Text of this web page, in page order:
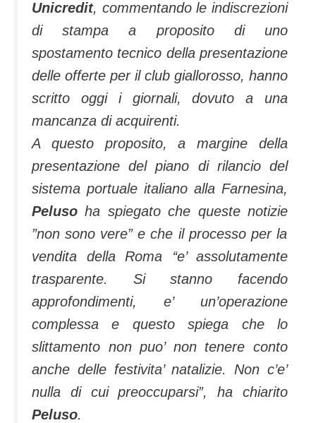
Unicredit, commentando le indiscrezioni
di stampa a proposito di uno
spostamento tecnico della presentazione
delle offerte per il club giallorosso, hanno
scritto oggi i giornali, dovuto a una
mancanza di acquirenti.
A questo proposito, a margine della
presentazione del piano di rilancio del
sistema portuale italiano alla Farnesina,
Pelusoha spiegato che queste notizie
”non sono vere”e che il processo per la
vendita della Roma ‘‘e’ assolutamente
trasparente. Si stanno facendo
approfondimenti, e’ un’operazione
complessa e questo spiega che lo
slittamento non puo’ non tenere conto
anche delle festivita’ natalizie. Non c’e’
nulla di cui preoccuparsi”, ha chiarito
Peluso.